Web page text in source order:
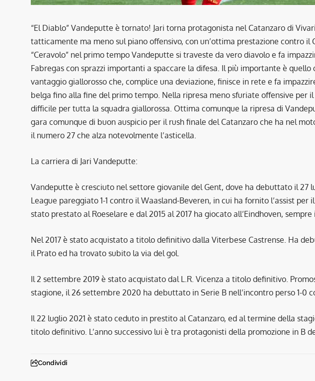
“El Diablo” Vandeputte è tornato! Jari torna protagonista nel Catanzaro di
tatticamente ma meno sul piano offensivo, con un’ottima prestazione contro il
“Ceravolo” nel primo tempo Vandeputte si traveste da vero diavolo e fa
Fabregas con sprazzi importanti a spaccare la difesa. Il più importante è quello
vantaggio giallorosso che, complice una deviazione, finisce in rete e fa
belga fino alla fine del primo tempo. Nella ripresa meno sfuriate offensive per
difficile per tutta la squadra giallorossa. Ottima comunque la ripresa di
gara comunque di buon auspicio per il rush finale del Catanzaro che ha nel
il numero 27 che alza notevolmente l’asticella.
La carriera di Jari Vandeputte:
Vandeputte è cresciuto nel settore giovanile del Gent, dove ha debuttato il 27
League pareggiato 1-1 contro il Waasland-Beveren, in cui ha fornito l’assist per
stato prestato al Roeselare e dal 2015 al 2017 ha giocato all’Eindhoven,
Nel 2017 è stato acquistato a titolo definitivo dalla Viterbese Castrense. Ha
il Prato ed ha trovato subito la via del gol.
Il 2 settembre 2019 è stato acquistato dal L.R. Vicenza a titolo definitivo.
stagione, il 26 settembre 2020 ha debuttato in Serie B nell’incontro perso 1-0
Il 22 luglio 2021 è stato ceduto in prestito al Catanzaro, ed al termine della
titolo definitivo. L’anno successivo lui è tra protagonisti della promozione in B
Condividi